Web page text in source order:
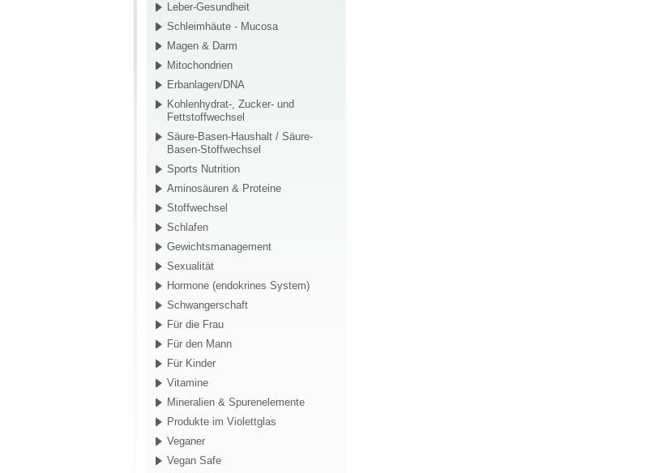
Leber-Gesundheit
Schleimhäute - Mucosa
Magen & Darm
Mitochondrien
Erbanlagen/DNA
Kohlenhydrat-, Zucker- und
Fettstoffwechsel
Säure-Basen-Haushalt / Säure-
Basen-Stoffwechsel
Sports Nutrition
Aminosäuren & Proteine
Stoffwechsel
Schlafen
Gewichtsmanagement
Sexualität
Hormone (endokrines System)
Schwangerschaft
Für die Frau
Für den Mann
Für Kinder
Vitamine
Mineralien & Spurenelemente
Produkte im Violettglas
Veganer
Vegan Safe